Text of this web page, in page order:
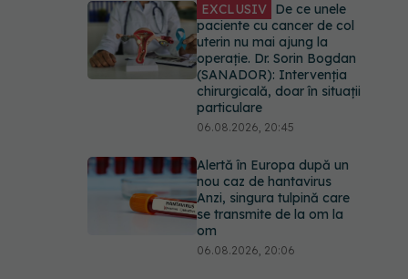
EXCLUSIV De ce unele
paciente cu cancer de col
uterin nu mai ajung la
operație. Dr. Sorin Bogdan
(SANADOR): Intervenția
chirurgicală, doar în situații
particulare
06.08.2026, 20:45
Alertă în Europa după un
nou caz de hantavirus
Anzi, singura tulpină care
se transmite de la om la
om
06.08.2026, 20:06